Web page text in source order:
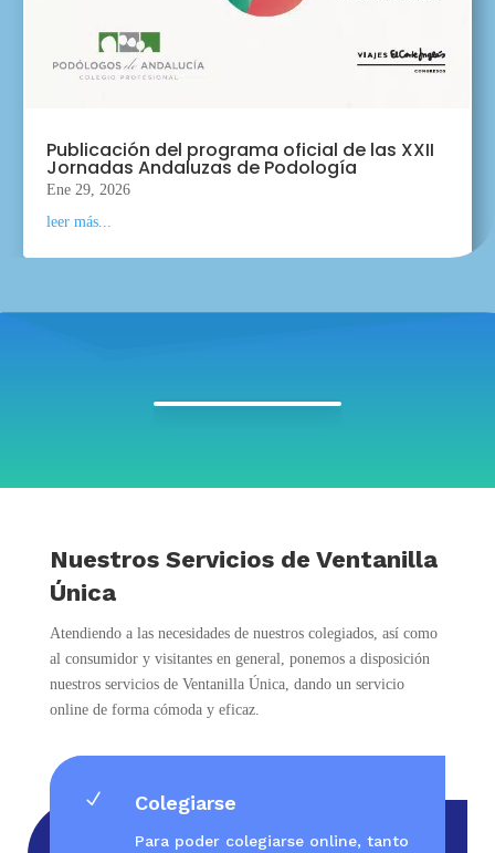
Publicación del programa oficial de las XXII
Jornadas Andaluzas de Podología
Ene 29, 2026
leer más...
Nuestros Servicios de Ventanilla
Única
Atendiendo a las necesidades de nuestros colegiados, así como
al consumidor y visitantes en general, ponemos a disposición
nuestros servicios de Ventanilla Única, dando un servicio
online de forma cómoda y eficaz.
N Colegiarse
Para poder colegiarse online, tanto